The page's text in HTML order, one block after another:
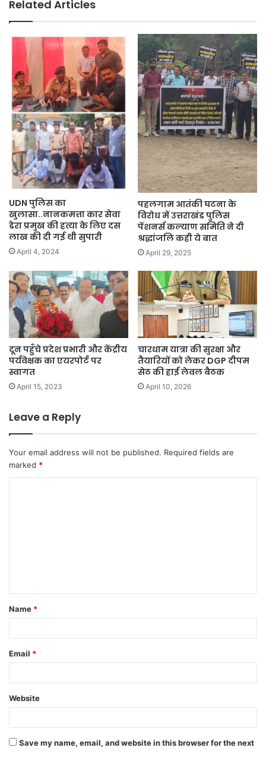
Related Articles
UDN पुलिस का
खुलासा..नानकमत्ता कार सेवा
डेरा प्रमुख की हत्या के लिए दस
लाख की दी गई थी सुपारी
April 4, 2024
पहलगाम आतंकी घटना के
विरोध में उत्तराखंड पुलिस
पेंशनर्स कल्याण समिति ने दी
श्रद्धांजलि कही ये बात
April 29, 2025
दून पहुँचे प्रदेश प्रभारी और केंद्रीय
पर्यवेक्षक का एयरपोर्ट पर
स्वागत
April 15, 2023
चारधाम यात्रा की सुरक्षा और
तैयारियों को लेकर DGP दीपम
सेठ की हाई लेवल बैठक
April 10, 2026
Leave a Reply
Your email address will not be published. Required fields are
marked *
t
*
Name *
Email *
Website
Save my name, email, and website in this browser for the next